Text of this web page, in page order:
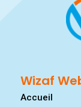
Wizaf
Accueil